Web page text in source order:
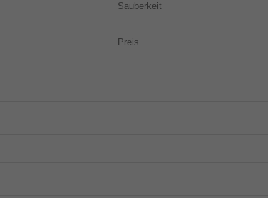
Sauberkeit
Preis